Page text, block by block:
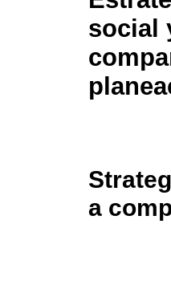
social
a